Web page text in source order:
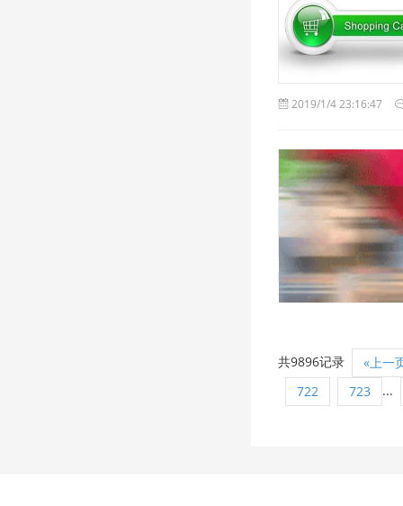
2019/1/4 23:16:47
2019/1/4 23:16:47
共9896记录
«上一
722
723 ...